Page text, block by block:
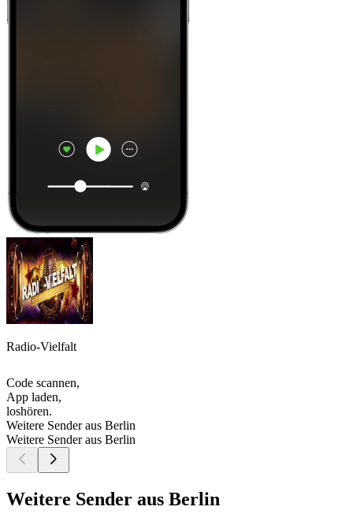
Radio-Vielfalt
Code scannen,
App laden,
loshören.
Weitere Sender aus Berlin
Weitere Sender aus Berlin
Weitere Sender aus Berlin